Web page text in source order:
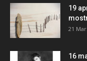
19
21
16